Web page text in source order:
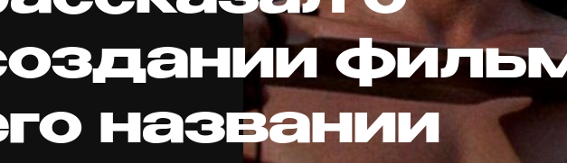
названии